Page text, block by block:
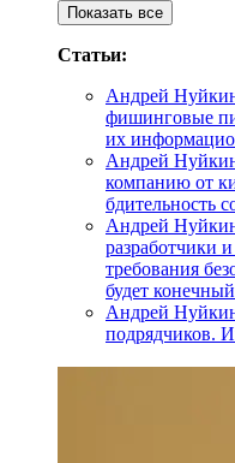
Показать все
Статьи:
Андрей
фишинговые
их
Андрей
компанию от
бдительность
Андрей
разработчики
требования
будет
Андрей
подрядчиков.